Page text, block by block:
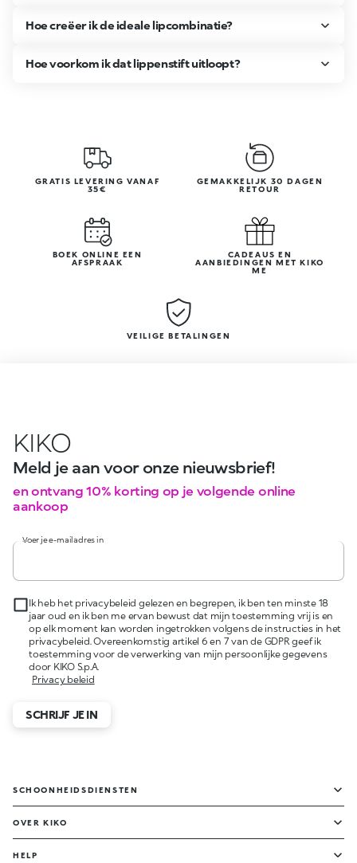
Hoe creëer ik de ideale lipcombinatie?
Hoe voorkom ik dat lippenstift uitloopt?
GRATIS LEVERING VANAF
35€
GEMAKKELIJK 30 DAGEN
RETOUR
BOEK ONLINE EEN
AFSPRAAK
CADEAUS EN
AANBIEDINGEN MET KIKO
ME
VEILIGE BETALINGEN
KIKO
Meld je aan voor onze nieuwsbrief!
en ontvang 10% korting op je volgende online
aankoop
Voer je e-mailadres in
Ik heb het privacybeleid gelezen en begrepen, ik ben ten minste 18
jaar oud en ik ben me ervan bewust dat mijn toestemming vrij is en
op elk moment kan worden ingetrokken volgens de instructies in het
privacybeleid. Overeenkomstig artikel 6 en 7 van de GDPR geef ik
toestemming voor de verwerking van mijn persoonlijke gegevens
door KIKO S.p.A.
Privacy beleid
SCHRIJF JE IN
SCHOONHEIDSDIENSTEN
OVER KIKO
HELP